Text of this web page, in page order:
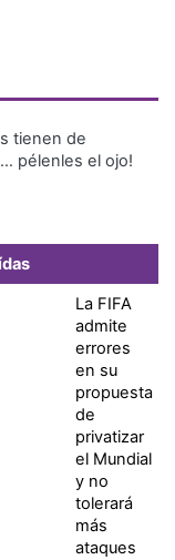
tienen de
pélenles el ojo!
La FIFA
admite
errores
en su
propuesta
de
privatizar
el Mundial
y no
tolerará
más
ataques